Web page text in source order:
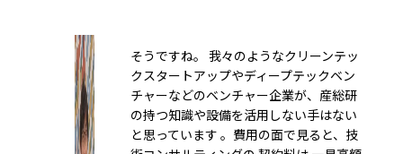
そうですね。 我々のようなクリーンテッ
クスタートアップやディープテックベン
チャーなどのベンチャー企業が、産総研
の持つ知識や設備を活用しない手はない
と思っています 。費用の面で見ると、技